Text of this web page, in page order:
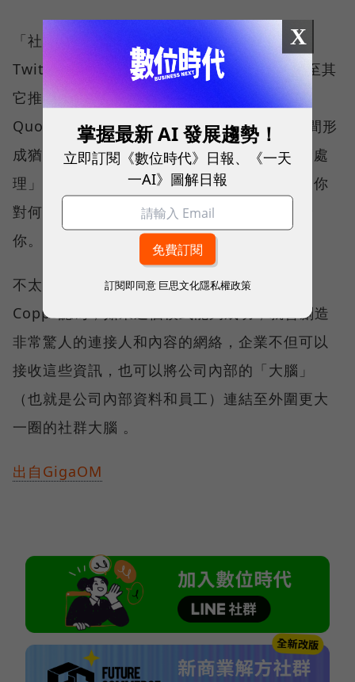
「社群大腦」的建立首部曲，是收集1萬名
Twitter用戶資訊，包括推文連結，然後拓展至其
它推文，甚至會進一步拓展至類似問答平台
Quora等其它來源；BrainSpace將在內容之間形
成猶如大腦構造的複雜連結，就像是「用大腦處
理」，這個平台可以分辨你選擇的內容，知道你
對何種事物感興趣，然後直接將更多資訊帶給
你。
不太關心如何直接從消費者口袋賺錢的Dave
Copps認為，如果這個模式能夠成功，就會創造
非常驚人的連接人和內容的網絡，企業不但可以
接收這些資訊，也可以將公司內部的「大腦」
（也就是公司內部資料和員工）連結至外圍更大
一圈的社群大腦 。
出自GigaOM
X
掌握最新 AI 發展趨勢！
立即訂閱《數位時代》日報、《一天
一AI》圖解日報
訂閱即同意 巨思文化隱私權政策